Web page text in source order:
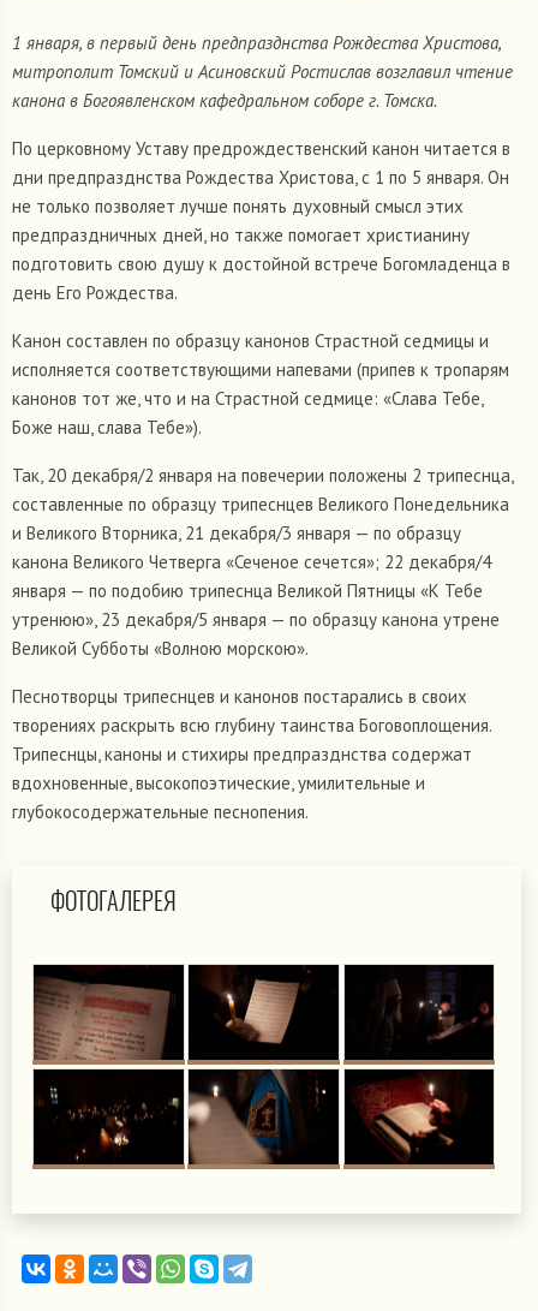
1 января, в первый день предпразднства Рождества Христова,
митрополит Томский и Асиновский Ростислав возглавил чтение
канона в Богоявленском кафедральном соборе г. Томска.
По церковному Уставу предрождественский канон читается в
дни предпразднства Рождества Христова, с 1 по 5 января. Он
не только позволяет лучше понять духовный смысл этих
предпраздничных дней, но также помогает христианину
подготовить свою душу к достойной встрече Богомладенца в
день Его Рождества.
Канон составлен по образцу канонов Страстной седмицы и
исполняется соответствующими напевами (припев к тропарям
канонов тот же, что и на Страстной седмице: «Слава Тебе,
Боже наш, слава Тебе»).
Так, 20 декабря/2 января на повечерии положены 2 трипеснца,
составленные по образцу трипеснцев Великого Понедельника
и Великого Вторника, 21 декабря/3 января — по образцу
канона Великого Четверга «Сеченое сечется»; 22 декабря/4
января — по подобию трипеснца Великой Пятницы «К Тебе
утренюю», 23 декабря/5 января — по образцу канона утрене
Великой Субботы «Волною морскою».
Песнотворцы трипеснцев и канонов постарались в своих
творениях раскрыть всю глубину таинства Боговоплощения.
Трипеснцы, каноны и стихиры предпразднства содержат
вдохновенные, высокопоэтические, умилительные и
глубокосодержательные песнопения.
ФОТОГАЛЕРЕЯ